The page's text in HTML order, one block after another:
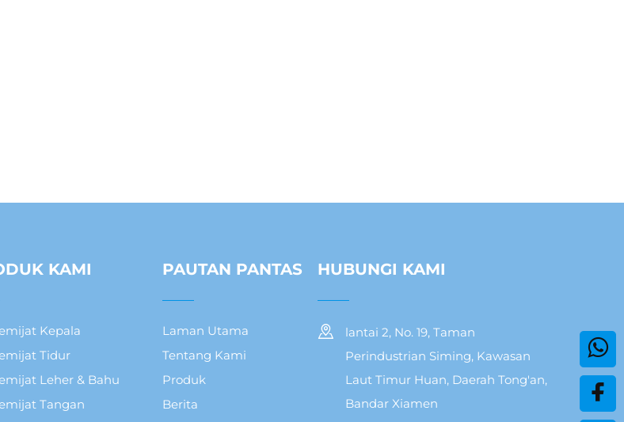
KAMI
Kepala
Tidur
Leher & Bahu
Tangan
PAUTAN PANTAS
Laman Utama
Tentang Kami
Produk
Berita
HUBUNGI KAMI
lantai 2, No. 19, Taman
Perindustrian Siming, Kawasan
Laut Timur Huan, Daerah Tong'an,
Bandar Xiamen